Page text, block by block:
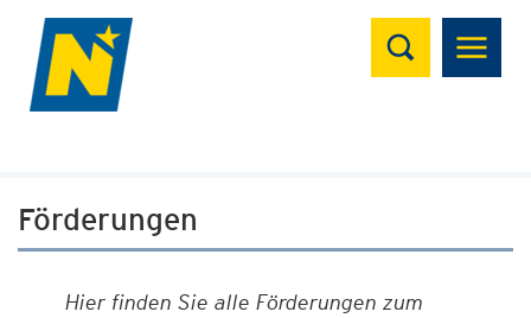
Suchen
Förderungen
Hier finden Sie alle Förderungen zum